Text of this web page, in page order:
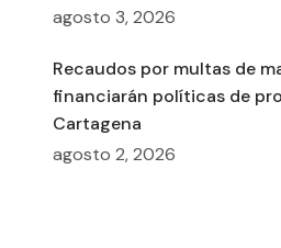
agosto 3, 2026
Recaudos por multas de
financiarán políticas de
Cartagena
agosto 2, 2026